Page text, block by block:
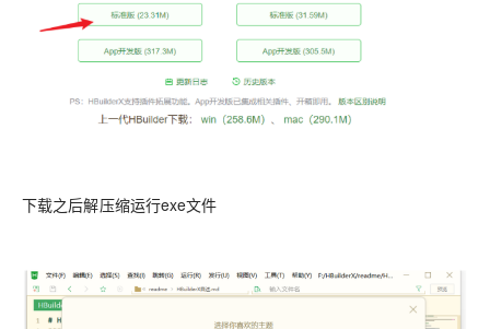
下载之后解压缩运行exe文件